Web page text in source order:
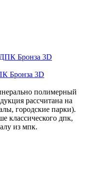
Бронза 3D
полимерный
рассчитана на
городские парки).
классического дпк,
из мпк.